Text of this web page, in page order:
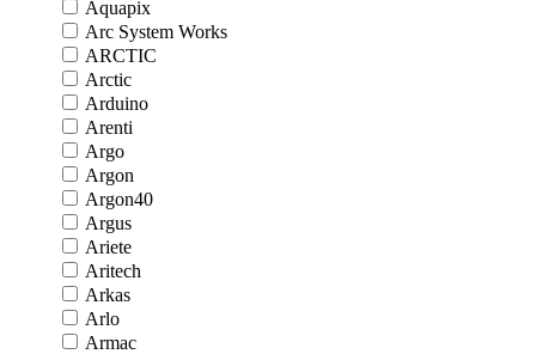
Aquapix
Arc System Works
ARCTIC
Arctic
Arduino
Arenti
Argo
Argon
Argon40
Argus
Ariete
Aritech
Arkas
Arlo
Armac